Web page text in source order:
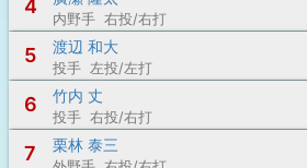
4
内野手 右投/右打
5 渡辺 和大
投手 左投/左打
6 竹内 丈
投手 右投/右打
7 栗林 泰三